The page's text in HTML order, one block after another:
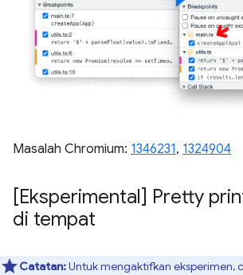
Masalah Chromium: 1346231, 1324904
[Eksperimental] Pretty
di tempat
Catatan:Untuk mengaktifkan eksperimen,